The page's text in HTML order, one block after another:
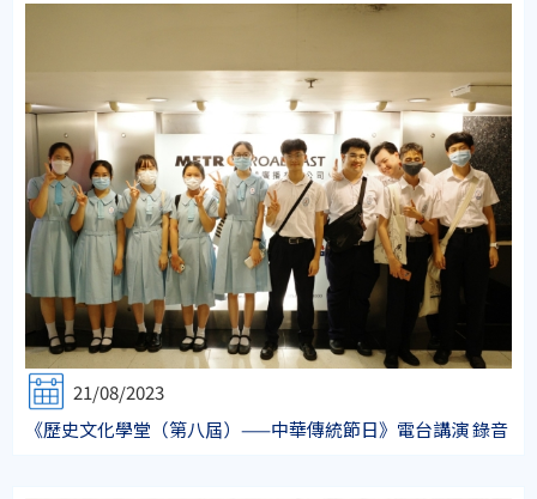
21/08/2023
《歷史文化學堂（第八屆）——中華傳統節日》電台講演 錄音